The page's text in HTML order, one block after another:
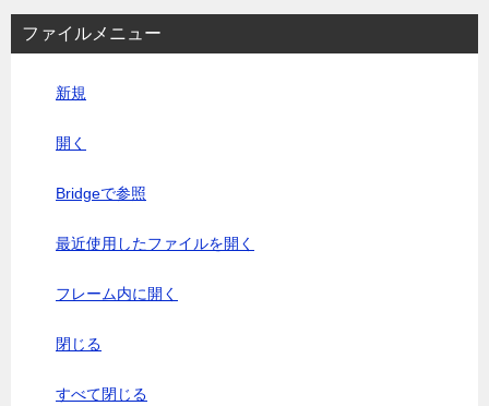
ファイルメニュー
新規
開く
Bridgeで参照
最近使用したファイルを開く
フレーム内に開く
閉じる
すべて閉じる